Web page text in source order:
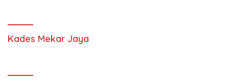
Kades Mekar Jaya